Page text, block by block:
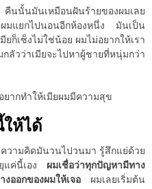
นนั้นมันเหมือนฝันร้ายของผมเลย
มแยกไปนอนอีกห้องหนึ่ง มันเป็น
ก็เซ็งไม่ใช่น้อย ผมไม่อยากให้เรา
ลัวว่าเมียจะไปหาผู้ชายที่หนุ่มกว่า
ากทำให้เมียผมมีความสุข
ให้ได้
วามคิดมันวนไปวนมา รู้สึกแย่ด้วย
แค่นี้เอง ผมเชื่อว่าทุกปัญหามีทาง
งออกของผมให้เจอ ผมเลยเริ่มต้น